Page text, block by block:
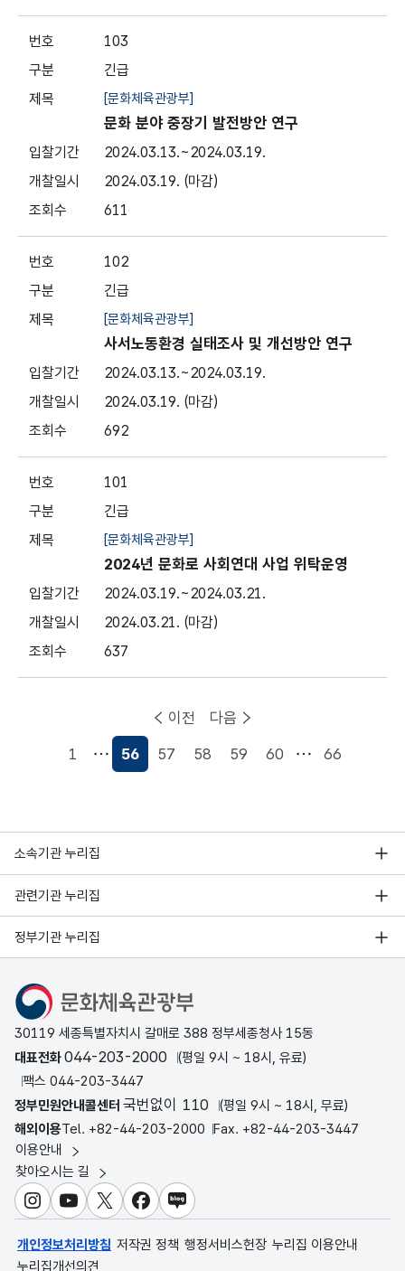
103
긴급
[문화체육관광부]
문화 분야 중장기 발전방안 연구
2024.03.13.~2024.03.19.
2024.03.19. (마감)
611
102
긴급
[문화체육관광부]
사서노동환경 실태조사 및 개선방안 연구
2024.03.13.~2024.03.19.
2024.03.19. (마감)
692
101
긴급
[문화체육관광부]
2024년 문화로 사회연대 사업 위탁운영
2024.03.19.~2024.03.21.
2024.03.21. (마감)
637
이전
1
현재페이지
56 57 58 59 60 66
다음
소속기관 누리집
관련기관 누리집
정부기관 누리집
문화체육관광부
30119 세종특별자치시 갈매로 388 정부세종청사 15동
대표전화044-203-2000
(평일 9시 ~ 18시, 유료)
팩스 044-203-3447
정부민원안내콜센터 국번없이 110
(평일 9시 ~ 18시, 무료)
해외이용Tel. +82-44-203-2000 Fax. +82-44-203-3447
이용안내
찾아오시는 길
인스타그램
유튜브X 페이스북
블로그
개인정보처리방침 저작권 정책 행정서비스헌장 누리집 이용안내
누리집개선의견